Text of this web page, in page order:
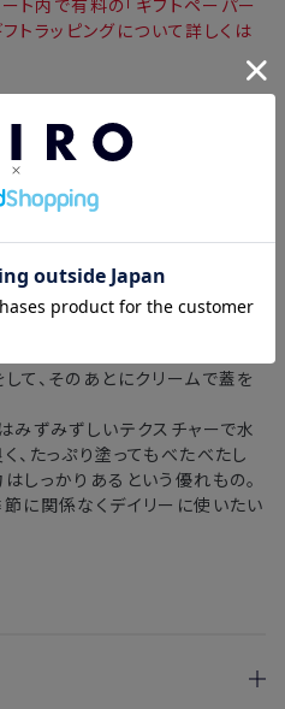
ト内で有料の「ギフトペーパー
トラッピングについて詳しくは
風呂上りのボディケアとして愛
保湿効果のあるゆずのエキスが
て、そのあとにクリームで蓋を
みずみずしいテクスチャーで水
、たっぷり塗ってもべたべたし
しっかりあるという優れもの。
に関係なくデイリーに使いたい